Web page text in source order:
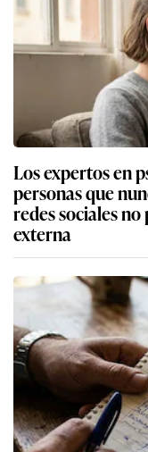
Los expertos en
personas que
redes sociales
externa